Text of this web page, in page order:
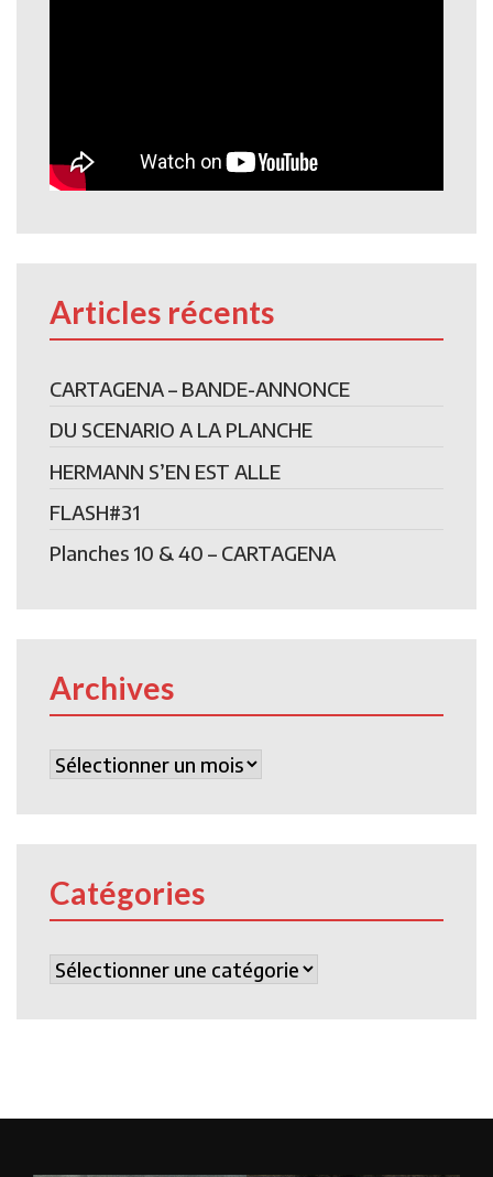
Articles récents
CARTAGENA – BANDE-ANNONCE
DU SCENARIO A LA PLANCHE
HERMANN S’EN EST ALLE
FLASH#31
Planches 10 & 40 – CARTAGENA
Archives
Archives
Catégories
Catégories